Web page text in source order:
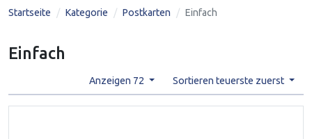
Startseite Kategorie Postkarten Einfach
Einfach
Anzeigen 72 Sortieren teuerste zuerst